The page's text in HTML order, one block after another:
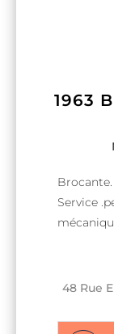
1963
Service
48 Rue
n
t
t
n
t
t